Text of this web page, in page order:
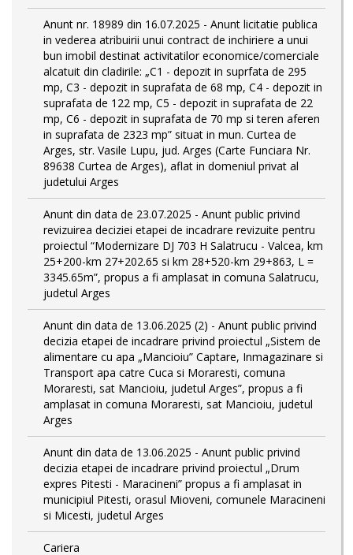
Anunt nr. 18989 din 16.07.2025 - Anunt licitatie publica
in vederea atribuirii unui contract de inchiriere a unui
bun imobil destinat activitatilor economice/comerciale
alcatuit din cladirile: „C1 - depozit in suprfata de 295
mp, C3 - depozit in suprafata de 68 mp, C4 - depozit in
suprafata de 122 mp, C5 - depozit in suprafata de 22
mp, C6 - depozit in suprafata de 70 mp si teren aferen
in suprafata de 2323 mp” situat in mun. Curtea de
Arges, str. Vasile Lupu, jud. Arges (Carte Funciara Nr.
89638 Curtea de Arges), aflat in domeniul privat al
judetului Arges
Anunt din data de 23.07.2025 - Anunt public privind
revizuirea deciziei etapei de incadrare revizuite pentru
proiectul “Modernizare DJ 703 H Salatrucu - Valcea, km
25+200-km 27+202.65 si km 28+520-km 29+863, L =
3345.65m”, propus a fi amplasat in comuna Salatrucu,
judetul Arges
Anunt din data de 13.06.2025 (2) - Anunt public privind
decizia etapei de incadrare privind proiectul „Sistem de
alimentare cu apa „Mancioiu” Captare, Inmagazinare si
Transport apa catre Cuca si Moraresti, comuna
Moraresti, sat Mancioiu, judetul Arges”, propus a fi
amplasat in comuna Moraresti, sat Mancioiu, judetul
Arges
Anunt din data de 13.06.2025 - Anunt public privind
decizia etapei de incadrare privind proiectul „Drum
expres Pitesti - Maracineni” propus a fi amplasat in
municipiul Pitesti, orasul Mioveni, comunele Maracineni
si Micesti, judetul Arges
Cariera